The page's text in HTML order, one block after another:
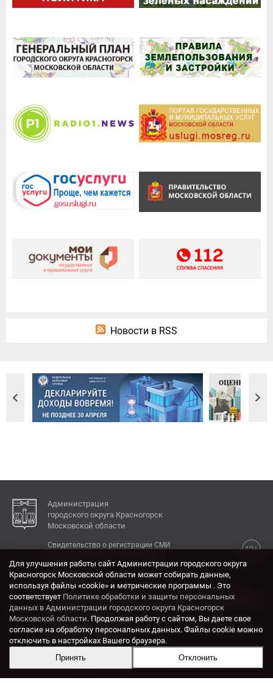
Новости в RSS
Администрация
городского округа Красногорск
Московской области
12+
Свидетельство о регистрации СМИ
КОНТАКТЫ
Адрес: 143404, Московская область, г. Красногорск,
ул. Ленина, дом 4.
Электронная почта:
krasrn@mosreg.ru
Разработка и поддержка сайта ADN
Для улучшения работы сайт Администрации городского округа
Красногорск Московской области может собирать данные,
используя файлы «cookie» и метрические программы . Это
соответствует Политике обработки и защиты персональных
данных в Администрации городского округа Красногорск
Московской области. Продолжая работу с сайтом, Вы даете свое
согласие на обработку персональных данных. Файлы cookie можно
отключить в настройках Вашего браузера.
Принять
Отклонить